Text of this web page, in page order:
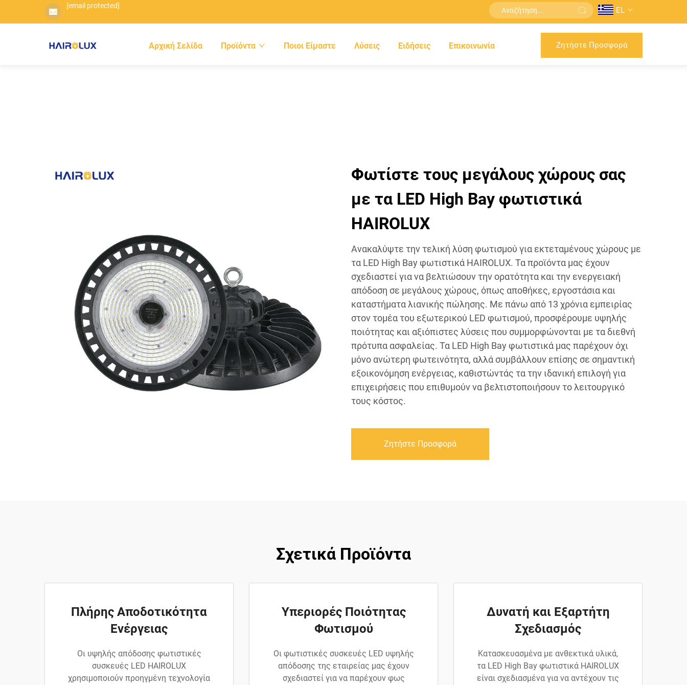
[email protected] EL
Αρχική Σελίδα Προϊόντα Ποιοι Είμαστε Λύσεις Ειδήσεις Επικοινωνία Ζητήστε Προσφορά
Φωτίστε τους μεγάλους χώρους σας
με τα LED High Bay φωτιστικά
HAIROLUX
Ανακαλύψτε την τελική λύση φωτισμού για εκτεταμένους χώρους με
τα LED High Bay φωτιστικά HAIROLUX. Τα προϊόντα μας έχουν
σχεδιαστεί για να βελτιώσουν την ορατότητα και την ενεργειακή
απόδοση σε μεγάλους χώρους, όπως αποθήκες, εργοστάσια και
καταστήματα λιανικής πώλησης. Με πάνω από 13 χρόνια εμπειρίας
στον τομέα του εξωτερικού LED φωτισμού, προσφέρουμε υψηλής
ποιότητας και αξιόπιστες λύσεις που συμμορφώνονται με τα διεθνή
πρότυπα ασφαλείας. Τα LED High Bay φωτιστικά μας παρέχουν όχι
μόνο ανώτερη φωτεινότητα, αλλά συμβάλλουν επίσης σε σημαντική
εξοικονόμηση ενέργειας, καθιστώντάς τα την ιδανική επιλογή για
επιχειρήσεις που επιθυμούν να βελτιστοποιήσουν το λειτουργικό
τους κόστος.
Ζητήστε Προσφορά
Σχετικά Προϊόντα
Πλήρης Αποδοτικότητα
Ενέργειας
Οι υψηλής απόδοσης φωτιστικές
συσκευές LED HAIROLUX
χρησιμοποιούν προηγμένη τεχνολογία
Υπεριορές Ποιότητας
Φωτισμού
Οι φωτιστικές συσκευές LED υψηλής
απόδοσης της εταιρείας μας έχουν
σχεδιαστεί για να παρέχουν φως
Δυνατή και Εξαρτήτη
Σχεδιασμός
Κατασκευασμένα με ανθεκτικά υλικά,
τα LED High Bay φωτιστικά HAIROLUX
είναι σχεδιασμένα για να αντέχουν τις